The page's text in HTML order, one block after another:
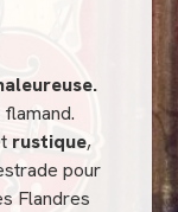
rustique,
pour
Flandres